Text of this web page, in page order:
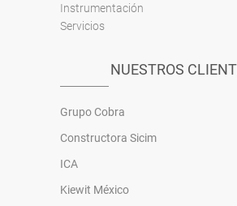
Instrumentación
Servicios
NUESTROS
Grupo Cobra
Constructora Sicim
ICA
Kiewit México